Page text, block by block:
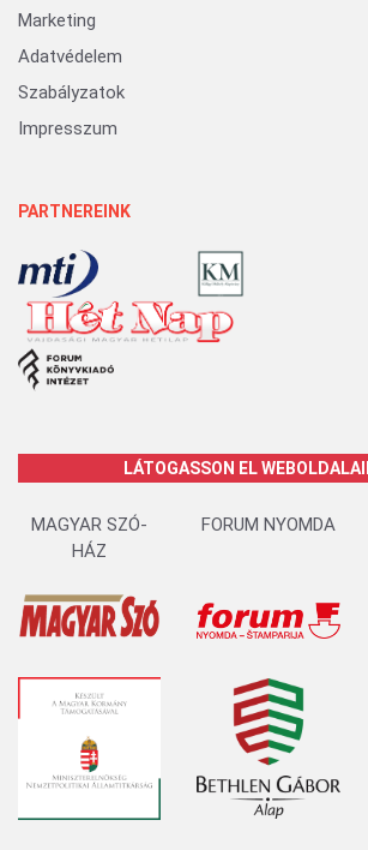
Marketing
Adatvédelem
Szabályzatok
Impresszum
PARTNEREINK
LÁTOGASSON EL
MAGYAR SZÓ-
HÁZ
FORUM NYOMDA